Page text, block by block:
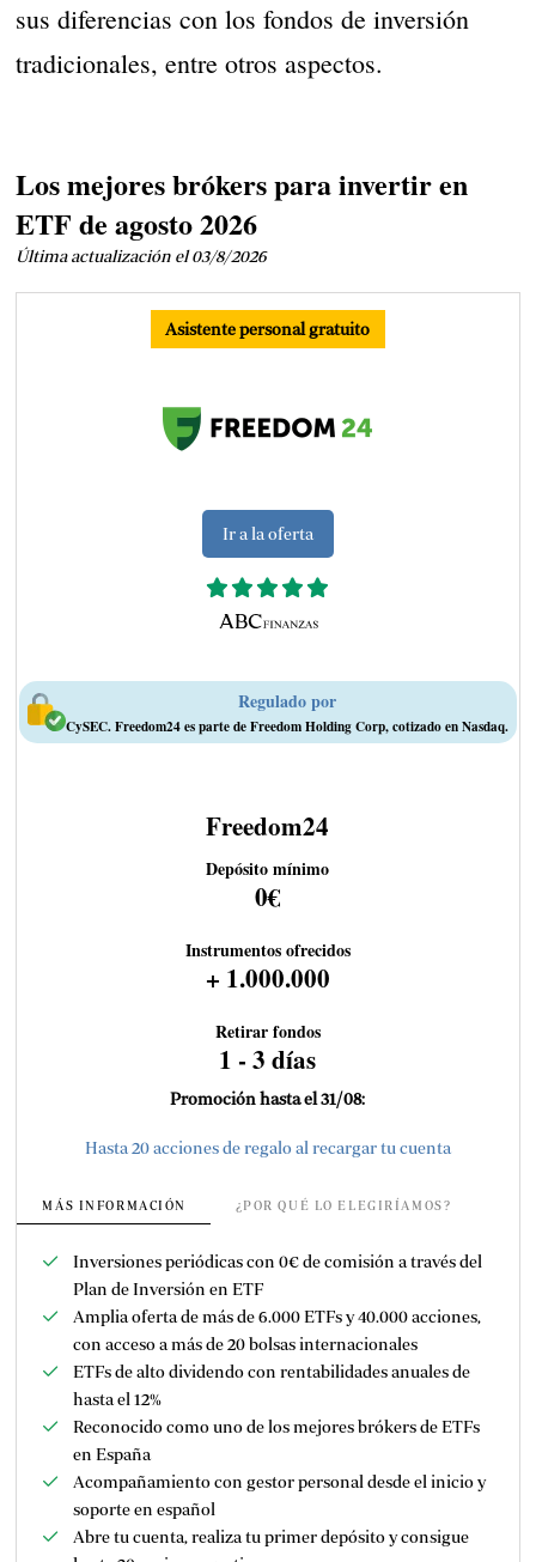
sus diferencias con los fondos de inversión
tradicionales, entre otros aspectos.
Los mejores brókers para invertir en
ETF de agosto 2026
Última actualización el 03/8/2026
Asistente personal gratuito
Ir a la oferta
Regulado por
CySEC. Freedom24 es parte de Freedom Holding Corp, cotizado en Nasdaq.
Freedom24
Depósito mínimo
0€
Instrumentos ofrecidos
+ 1.000.000
Retirar fondos
1 - 3 días
Promoción hasta el 31/08:
Hasta 20 acciones de regalo al recargar tu cuenta
MÁS INFORMACIÓN ¿POR QUÉ LO ELEGIRÍAMOS?
Inversiones periódicas con 0€ de comisión a través del
Plan de Inversión en ETF
Amplia oferta de más de 6.000 ETFs y40.000 acciones,
con acceso a más de 20 bolsas internacionales
ETFs de alto dividendo con rentabilidades anuales de
hasta el 12%
Reconocido como uno de los mejores brókers de ETFs
en España
Acompañamiento con gestor personal desde el inicio y
soporte en español
Abre tu cuenta, realiza tu primer depósito y consigue